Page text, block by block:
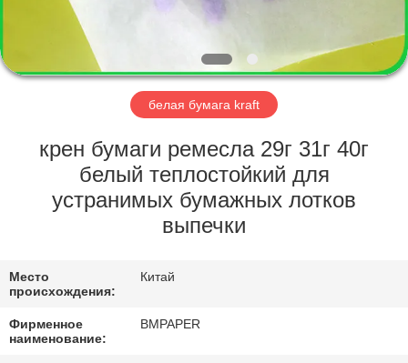
ПУТЕШЕСТВИЕ
ПРОВЕРКА
КАЧЕСТВА
МЫ
НОВОСТИ
белая бумага kraft
крен бумаги ремесла 29г 31г 40г
белый теплостойкий для
устранимых бумажных лотков
выпечки
Место
происхождения:
Китай
Фирменное
наименование:
BMPAPER